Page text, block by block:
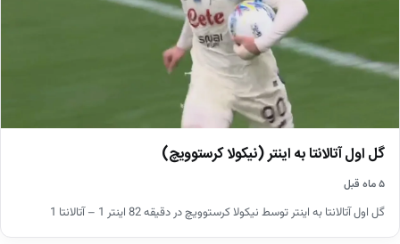
گل اول آتالانتا به اینتر (نیکولا کرستوویچ)
۵ ماه قبل
گل اول آتالانتا به اینتر توسط نیکولا کرستوویچ در دقیقه 82 اینتر 1 – آتالانتا 1